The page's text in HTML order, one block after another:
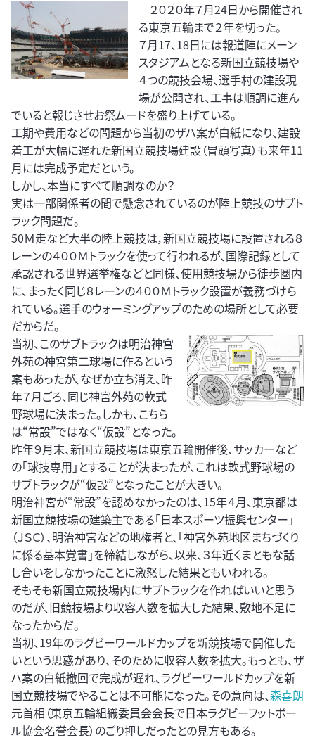
２０２０年７月24日から開催され
る東京五輪まで２年を切った。
７月17、18日には報道陣にメーン
スタジアムとなる新国立競技場や
４つの競技会場、選手村の建設現
場が公開され、工事は順調に進ん
でいると報じさせお祭ムードを盛り上げている。
工期や費用などの問題から当初のザハ案が白紙になり、建設
着工が大幅に遅れた新国立競技場建設（冒頭写真）も来年11
月には完成予定だという。
しかし、本当にすべて順調なのか？
実は一部関係者の間で懸念されているのが陸上競技のサブト
ラック問題だ。
50Ｍ走など大半の陸上競技は，新国立競技場に設置される８
レーンの４００Ｍトラックを使って行われるが、国際記録として
承認される世界選挙権などと同様、使用競技場から徒歩圏内
に、まったく同じ８レーンの４００Ｍトラック設置が義務づけら
れている。選手のウォーミングアップのための場所として必要
だからだ。
当初、このサブトラックは明治神宮
外苑の神宮第二球場に作るという
案もあったが、なぜか立ち消え、昨
年７月ごろ、同じ神宮外苑の軟式
野球場に決まった。しかも、こちら
は“常設”ではなく“仮設”となった。
昨年９月末、新国立競技場は東京五輪開催後、サッカーなど
の「球技専用」とすることが決まったが、これは軟式野球場の
サブトラックが“仮設”となったことが大きい。
明治神宮が“常設”を認めなかったのは、15年４月、東京都は
新国立競技場の建築主である「日本スポーツ振興センター」
（ＪＳＣ）、明治神宮などの地権者と、「神宮外苑地区まちづくり
に係る基本覚書」を締結しながら、以来、３年近くまともな話
し合いをしなかったことに激怒した結果ともいわれる。
そもそも新国立競技場内にサブトラックを作ればいいと思う
のだが、旧競技場より収容人数を拡大した結果、敷地不足に
なったからだ。
当初、19年のラグビーワールドカップを新競技場で開催した
いという思惑があり、そのために収容人数を拡大。もっとも、ザ
ハ案の白紙撤回で完成が遅れ、ラグビーワールドカップを新
国立競技場でやることは不可能になった。その意向は、森喜朗
元首相（東京五輪組織委員会会長で日本ラグビーフットボー
ル協会名誉会長）のごり押しだったとの見方もある。